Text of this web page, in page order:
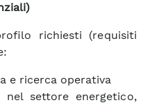
richiesti (requisiti
e ricerca operativa
nel settore energetico,